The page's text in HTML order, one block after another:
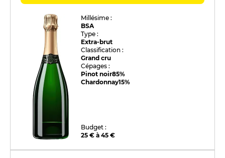
Millésime :
BSA
Type :
Extra-brut
Classification :
Grand cru
Cépages :
Pinot noir85%
Chardonnay15%
Budget :
25 € à 45 €